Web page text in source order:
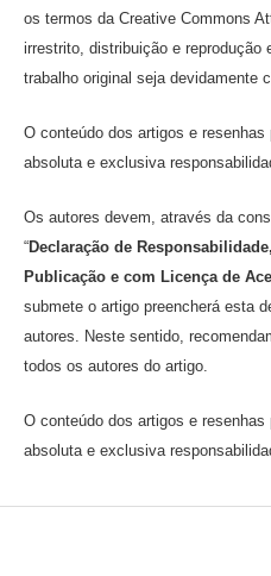
os termos da Creative Commons
irrestrito, distribuição e reprodução
trabalho original seja devidamente
O conteúdo dos artigos e
absoluta e exclusiva
Os autores devem, através da
“Declaração de
Publicação e com Licença de
submete o artigo preencherá esta
autores. Neste sentido,
todos os autores do artigo.
O conteúdo dos artigos e
absoluta e exclusiva